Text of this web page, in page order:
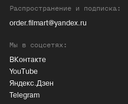
Распространение и подписка:
order.filmart@yandex.ru
Мы в соцсетях:
ВКонтакте
YouTube
Яндекс.Дзен
Telegram